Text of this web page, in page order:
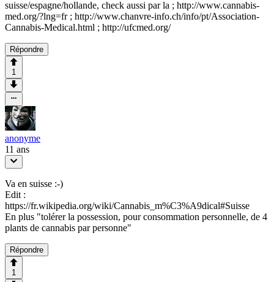
suisse/espagne/hollande, check aussi par la ; http://www.cannabis-
med.org/?lng=fr ; http://www.chanvre-info.ch/info/pt/Association-
Cannabis-Medical.html ; http://ufcmed.org/
Répondre
1
anonyme
11 ans
Va en suisse :-)
Edit :
https://fr.wikipedia.org/wiki/Cannabis_m%C3%A9dical#Suisse
En plus "tolérer la possession, pour consommation personnelle, de 4
plants de cannabis par personne"
Répondre
1